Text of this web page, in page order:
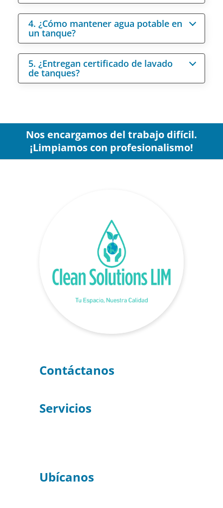
4. ¿Cómo mantener agua potable en
un tanque?
5. ¿Entregan certificado de lavado
de tanques?
Nos encargamos del trabajo difícil.
¡Limpiamos con profesionalismo!
Contáctanos
Servicios
Ubícanos